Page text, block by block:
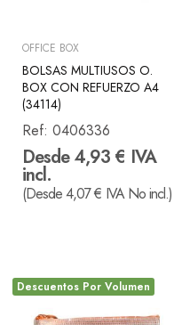
OFFICE BOX
BOLSAS MULTIUSOS O.
BOX CON REFUERZO A4
(34114)
Ref: 0406336
Desde 4,93 € IVA
incl.
(Desde 4,07 € IVA No incl.)
Descuentos Por Volumen